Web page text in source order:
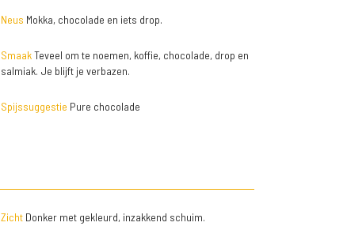
Neus Mokka, chocolade en iets drop.
SmaakTeveel om te noemen, koffie, chocolade, drop en
salmiak. Je blijft je verbazen.
Spijssuggestie Pure chocolade
ZichtDonker met gekleurd, inzakkend schuim.